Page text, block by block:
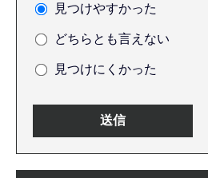
見つけやすかった
どちらとも言えない
見つけにくかった